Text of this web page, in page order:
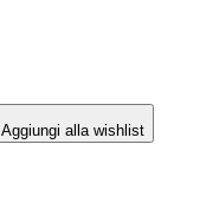
Aggiungi alla wishlist